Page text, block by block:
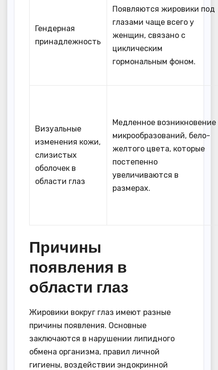
Гендерная
принадлежность
Появляются жировики под
глазами чаще всего у
женщин, связано с
циклическим
гормональным фоном.
Визуальные
изменения кожи,
слизистых
оболочек в
области глаз
Медленное возникновение
микрообразований, бело-
желтого цвета, которые
постепенно
увеличиваются в
размерах.
Причины
появления в
области глаз
Жировики вокруг глаз имеют разные
причины появления. Основные
заключаются в нарушении липидного
обмена организма, правил личной
гигиены, воздействии эндокринной